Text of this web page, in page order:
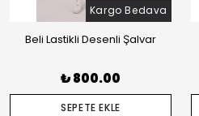
Kargo Bedava
Beli Lastikli Desenli Şalvar
₺ 800.00
SEPETE EKLE